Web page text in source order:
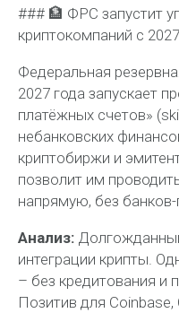
### 🏦 ФРС запустит
криптокомпаний с
Федеральная
2027 года запускает
платёжных счетов»
небанковских
криптобиржи и
позволит им
напрямую, без банков-
Анализ:
интеграции крипты.
– без кредитования и
Позитив для Coinbase,